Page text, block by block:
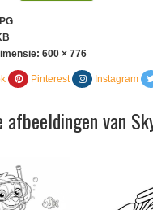
600 × 776
Pinterest Instagram
afbeeldingen van